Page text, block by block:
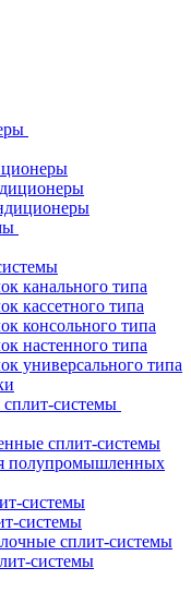
канального типа
кассетного типа
консольного типа
настенного типа
универсального типа
системы
сплит-системы
полупромышленных
системы
системы
сплит-системы
системы